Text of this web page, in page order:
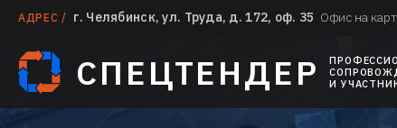
АДРЕС / г. Челябинск, ул. Труда, д. 172, оф. 35 Офис на
СПЕЦТЕНДЕР
И